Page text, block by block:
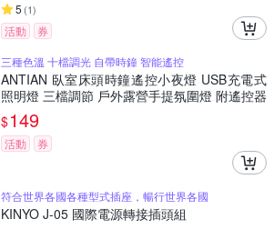
5 (1)
活動 券
三種色溫 十檔調光 自帶時鐘 智能遙控
ANTIAN 臥室床頭時鐘遙控小夜燈 USB充電式
照明燈 三檔調節 戶外露營手提氛圍燈 附遙控器
$149
活動 券
符合世界各國各種型式插座，暢行世界各國
KINYO J-05 國際電源轉接插頭組